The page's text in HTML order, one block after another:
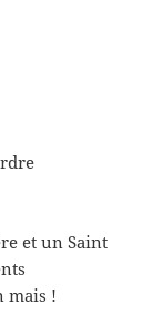
et un Saint
mais !